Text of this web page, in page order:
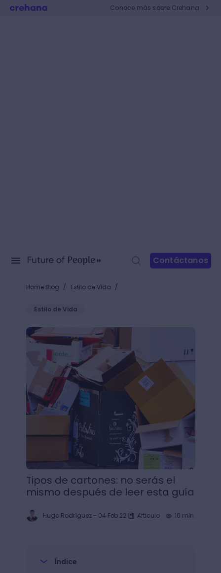
Conoce más sobre Crehana
Contáctanos
Home Blog / Estilo de Vida /
Estilo de Vida
Tipos de cartones: no serás el mismo después de
Tipos de cartones: no serás el
mismo después de leer esta guía
Hugo Rodríguez- 04 Feb 22 Articulo 10 min.
Índice